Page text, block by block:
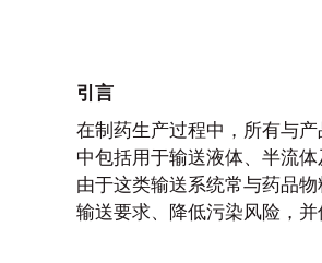
引言
在制药生产过程中，所有与
中包括用于输送液体、半流
由于这类输送系统常与药品
输送要求、降低污染风险，